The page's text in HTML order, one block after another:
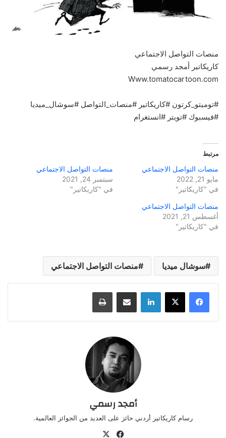
منصات التواصل الاجتماعي
كاريكاتير أمجد رسمي
Www.tomatocartoon.com
#توميتو_كرتون #كاريكاتير #منصات_التواصل #سوشال_ميديا
#فيسبوك #تويتر #انستغرام
مرتبط
منصات التواصل الاجتماعي
مايو 21, 2022
في "كاريكاتير"
منصات التواصل الاجتماعي
سبتمبر 24, 2021
في "كاريكاتير"
منصات التواصل الاجتماعي
أغسطس 21, 2021
في "كاريكاتير"
سوشال ميديا منصات التواصل الاجتماعي
لينكدإن مشاركة عبر البريد طباعة
أمجد رسمي
رسام كاريكاتير أردني حائز على العديد من الجوائز العالمية.
فيسبوك